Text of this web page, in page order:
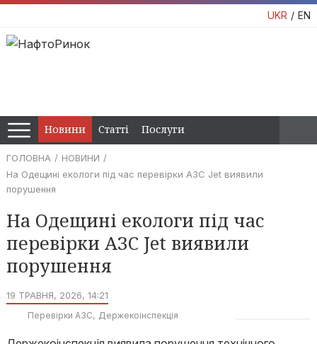
UKR EN
Новини Статті Послуги
ГОЛОВНА
НОВИНИ
На Одещині екологи під час перевірки АЗС Jet виявили
порушення
На Одещині екологи під час
перевірки АЗС Jet виявили
порушення
19 ТРАВНЯ, 2026, 14:21
Перевірки АЗС Держекоінспекція